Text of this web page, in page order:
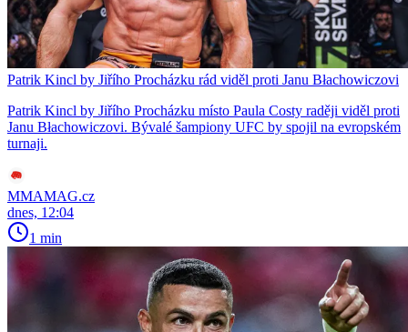
Patrik Kincl by Jiřího Procházku rád viděl proti Janu Błachowiczovi
Patrik Kincl by Jiřího Procházku místo Paula Costy raději viděl proti
Janu Błachowiczovi. Bývalé šampiony UFC by spojil na evropském
turnaji.
MMAMAG.cz
dnes, 12:04
1 min